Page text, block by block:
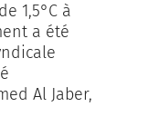
1,5°C à
a été
Al Jaber,